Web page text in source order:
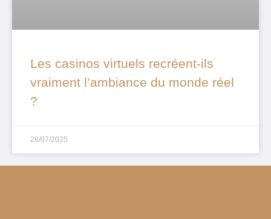
Les casinos virtuels recréent-ils
vraiment l’ambiance du monde réel
?
28/07/2025